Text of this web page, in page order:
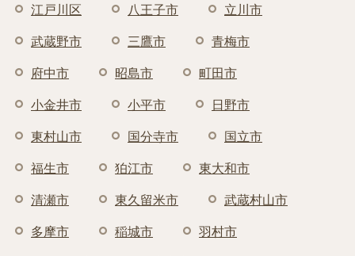
江戸川区 八王子市 立川市
武蔵野市 三鷹市 青梅市
府中市 昭島市 町田市
小金井市 小平市 日野市
東村山市 国分寺市 国立市
福生市 狛江市 東大和市
清瀬市 東久留米市 武蔵村山市
多摩市 稲城市 羽村市